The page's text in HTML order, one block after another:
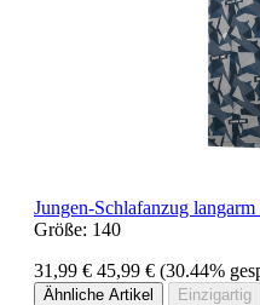
Jungen-Schlafanzug
Größe: 140
31,99 € 45,99 € (30.44%
Ähnliche Artikel Einzigartig